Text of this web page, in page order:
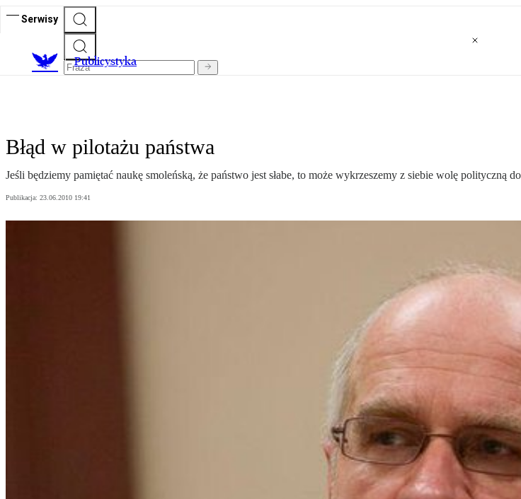
Serwisy
Publicystyka
Błąd w pilotażu państwa
Jeśli będziemy pamiętać naukę smoleńską, że państwo jest słabe, to może wykrzeszemy z siebie wolę polityczną
Publikacja: 23.06.2010 19:41